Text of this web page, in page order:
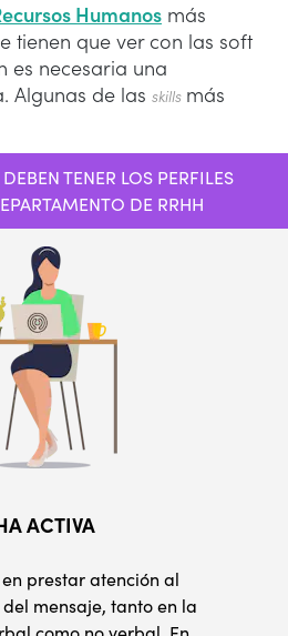
Humanos más
tienen que ver con las soft
es necesaria una
Algunas de las skills más
TENER LOS PERFILES
DE RRHH
ACTIVA
en prestar atención al
mensaje, tanto en la